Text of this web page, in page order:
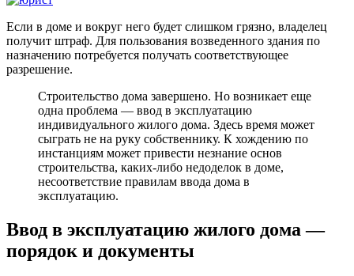
Если в доме и вокруг него будет слишком грязно, владелец
получит штраф. Для пользования возведенного здания по
назначению потребуется получать соответствующее
разрешение.
Строительство дома завершено. Но возникает еще
одна проблема — ввод в эксплуатацию
индивидуального жилого дома. Здесь время может
сыграть не на руку собственнику. К хождению по
инстанциям может привести незнание основ
строительства, каких-либо недоделок в доме,
несоответствие правилам ввода дома в
эксплуатацию.
Ввод в эксплуатацию жилого дома —
порядок и документы